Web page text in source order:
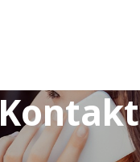
Kontakt